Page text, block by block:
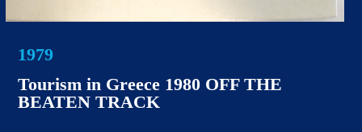
1979
Tourism in Greece 1980 OFF THE
BEATEN TRACK